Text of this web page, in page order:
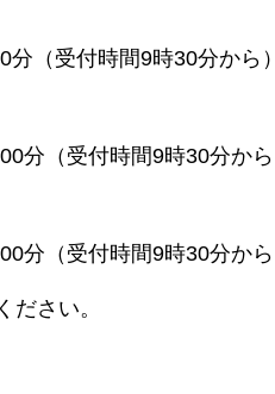
分（受付時間9時30分から）
分（受付時間9時30分から
分（受付時間9時30分から
さい。